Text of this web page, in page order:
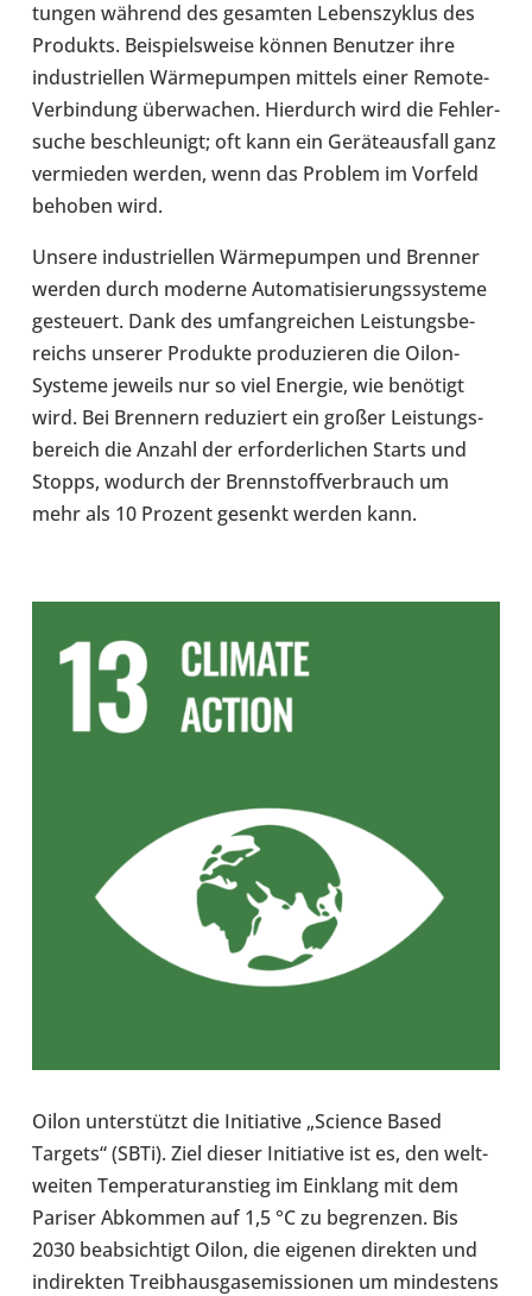
tun­gen während des gesam­ten Lebens­zy­klus des
Pro­dukts. Bei­spiels­weise können Benut­zer ihre
indus­tri­el­len Wär­me­pum­pen mittels einer Remote-​
Verbindung über­wa­chen. Hier­durch wird die Feh­ler­
su­che beschleu­nigt; oft kann ein Gerä­te­aus­fall ganz
ver­mie­den werden, wenn das Problem im Vorfeld
behoben wird.
Unsere indus­tri­el­len Wär­me­pum­pen und Brenner
werden durch moderne Auto­ma­ti­sie­rungs­sys­teme
gesteu­ert. Dank des umfang­rei­chen Leis­tungs­be­
reichs unserer Pro­dukte pro­du­zie­ren die Oilon-​
Systeme jeweils nur so viel Energie, wie benö­tigt
wird. Bei Bren­nern redu­ziert ein großer Leis­tungs­
be­reich die Anzahl der erfor­der­li­chen Starts und
Stopps, wodurch der Brenn­stoff­ver­brauch um
mehr als 10 Prozent gesenkt werden kann.
Oilon unter­stützt die Initia­tive „Science Based
Targets“ (SBTi). Ziel dieser Initia­tive ist es, den welt­
wei­ten Tem­pe­ra­tur­an­stieg im Ein­klang mit dem
Pariser Abkom­men auf 1,5 °C zu begren­zen. Bis
2030 beab­sich­tigt Oilon, die eigenen direk­ten und
indi­rek­ten Treib­haus­gas­emis­sio­nen um min­des­tens